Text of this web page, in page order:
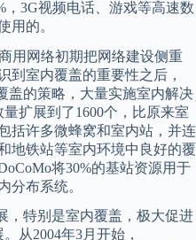
，3G视频电话、游戏等高速数
用的。
网络初期把网络建设侧重
到室内覆盖的重要性之后，
盖的策略，大量实施室内解决
扩展到了1600个，比原来室
括许多微蜂窝和室内站，并连
地铁站等室内环境中良好的覆
将30%的基站资源用于
分布系统。
特别是室内覆盖，极大促进
从2004年3月开始，